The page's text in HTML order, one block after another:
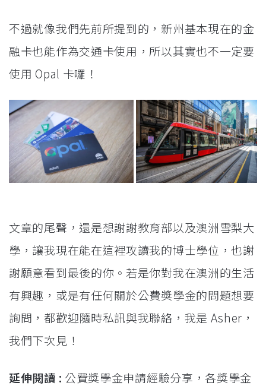
不過就像我們先前所提到的，新州基本現在的金
融卡也能作為交通卡使用，所以其實也不一定要
使用 Opal 卡囉！
文章的尾聲，還是想謝謝教育部以及澳洲雪梨大
學，讓我現在能在這裡攻讀我的博士學位，也謝
謝願意看到最後的你。若是你對我在澳洲的生活
有興趣，或是有任何關於公費獎學金的問題想要
詢問，都歡迎隨時私訊與我聯絡，我是 Asher，
我們下次見！
延伸閱讀 : 公費獎學金申請經驗分享，各獎學金